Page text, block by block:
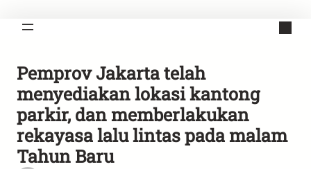
Pemprov Jakarta telah
menyediakan lokasi kantong
parkir, dan memberlakukan
rekayasa lalu lintas pada malam
Tahun Baru